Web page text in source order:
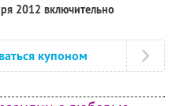
2012 включительно
купоном